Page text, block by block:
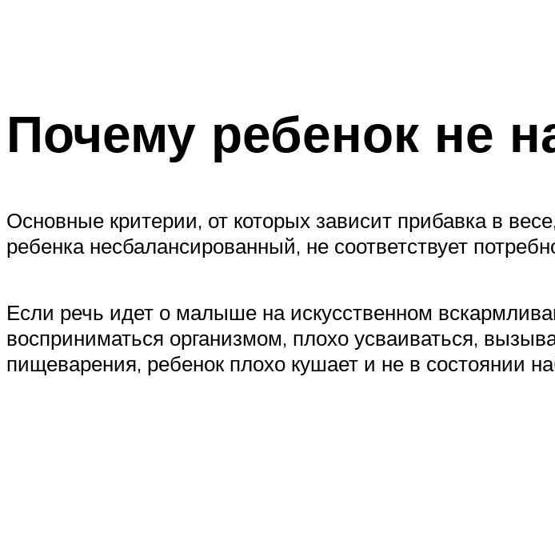
Почему ребенок не
Основные критерии, от которых зависит прибавка в
ребенка несбалансированный, не соответствует
Если речь идет о малыше на искусственном
восприниматься организмом, плохо усваиваться,
пищеварения, ребенок плохо кушает и не в состоянии